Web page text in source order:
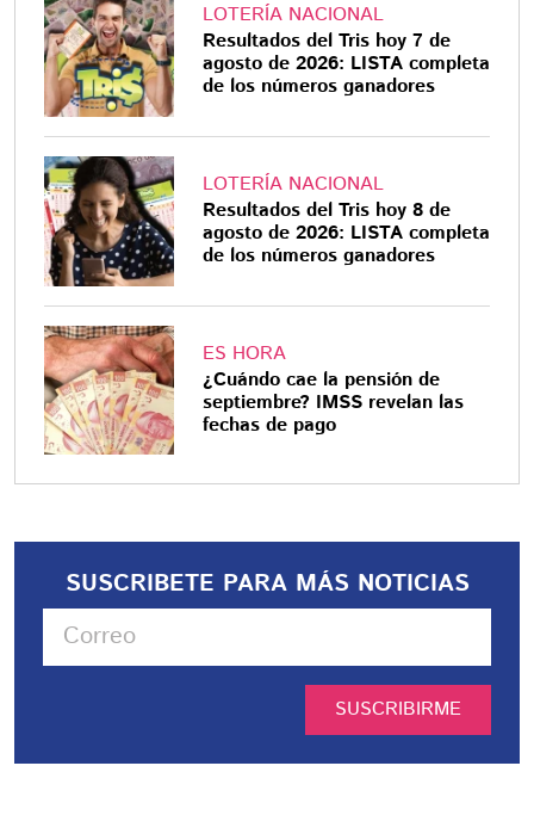
LOTERÍA NACIONAL
Resultados del Tris hoy 7 de
agosto de 2026: LISTA completa
de los números ganadores
LOTERÍA NACIONAL
Resultados del Tris hoy 8 de
agosto de 2026: LISTA completa
de los números ganadores
ES HORA
¿Cuándo cae la pensión de
septiembre? IMSS revelan las
fechas de pago
SUSCRIBETE PARA MÁS NOTICIAS
SUSCRIBIRME